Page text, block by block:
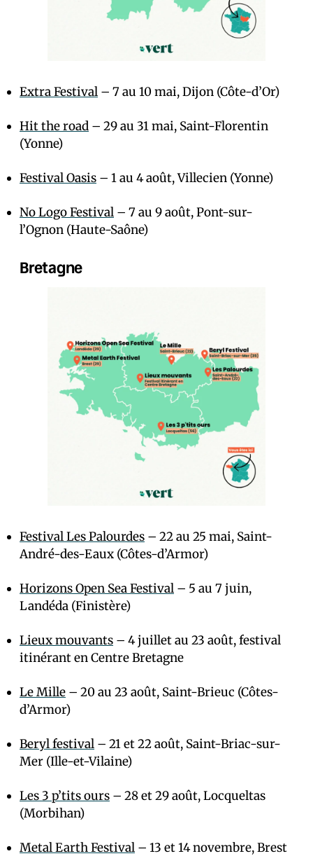
Extra Festival – 7 au 10 mai, Dijon (Côte-d’Or)
Hit the road – 29 au 31 mai, Saint-Florentin
(Yonne)
Festival Oasis – 1 au 4 août, Villecien (Yonne)
No Logo Festival – 7 au 9 août, Pont-sur-
l’Ognon (Haute-Saône)
Bretagne
Festival Les Palourdes – 22 au 25 mai, Saint-
André-des-Eaux (Côtes-d’Armor)
Horizons Open Sea Festival – 5 au 7 juin,
Landéda (Finistère)
Lieux mouvants – 4 juillet au 23 août, festival
itinérant en Centre Bretagne
Le Mille – 20 au 23 août, Saint-Brieuc (Côtes-
d’Armor)
Beryl festival – 21 et 22 août, Saint-Briac-sur-
Mer (Ille-et-Vilaine)
Les 3 p’tits ours – 28 et 29 août, Locqueltas
(Morbihan)
Metal Earth Festival – 13 et 14 novembre, Brest